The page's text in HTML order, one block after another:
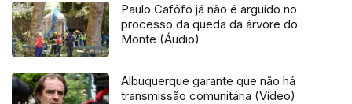
Paulo Cafôfo já não é arguido no
processo da queda da árvore do
Monte (Áudio)
Albuquerque garante que não há
transmissão comunitária (Vídeo)